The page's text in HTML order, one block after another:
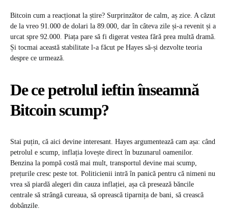
Bitcoin cum a reacționat la știre? Surprinzător de calm, aș zice. A căzut
de la vreo 91.000 de dolari la 89.000, dar în câteva zile și-a revenit și a
urcat spre 92.000. Piața pare să fi digerat vestea fără prea multă dramă.
Și tocmai această stabilitate l-a făcut pe Hayes să-și dezvolte teoria
despre ce urmează.
De ce petrolul ieftin înseamnă
Bitcoin scump?
Stai puțin, că aici devine interesant. Hayes argumentează cam așa: când
petrolul e scump, inflația lovește direct în buzunarul oamenilor.
Benzina la pompă costă mai mult, transportul devine mai scump,
prețurile cresc peste tot. Politicienii intră în panică pentru că nimeni nu
vrea să piardă alegeri din cauza inflației, așa că presează băncile
centrale să strângă cureaua, să oprească tiparnița de bani, să crească
dobânzile.